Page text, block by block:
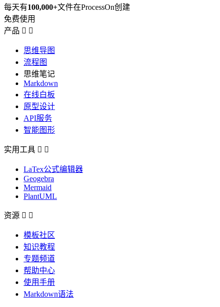
每天有100,000+文件在ProcessOn创建
免费使用
产品  
思维导图
流程图
思维笔记
Markdown
在线白板
原型设计
API服务
智能图形
实用工具  
LaTex公式编辑器
Geogebra
Mermaid
PlantUML
资源  
模板社区
知识教程
专题频道
帮助中心
使用手册
Markdown语法